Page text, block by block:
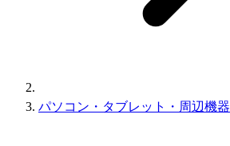
パソコン・タブレット・周辺機器